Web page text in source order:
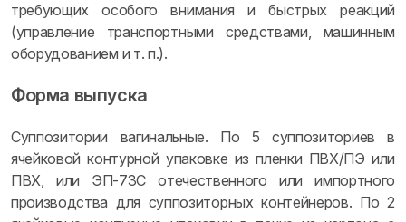
требующих особого внимания и быстрых реакций
(управление транспортными средствами, машинным
оборудованием и т. п.).
Форма выпуска
Суппозитории вагинальные. По 5 суппозиториев в
ячейковой контурной упаковке из пленки ПВХ/ПЭ или
ПВХ, или ЭП-73С отечественного или импортного
производства для суппозиторных контейнеров. По 2